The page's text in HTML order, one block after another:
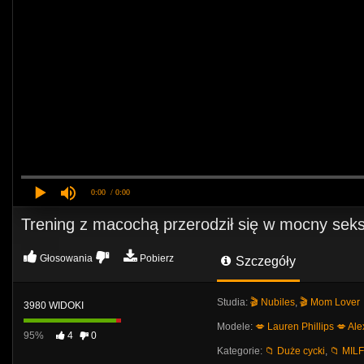
0:00 / 0:00
Trening z macochą przerodził się w mocny seks
Głosowania Pobierz Szczegóły
3980 WIDOKI
95% 4 0
Studia: 🎬 Nubiles, 🎬 Mom Lover
Modele: 💋 Lauren Phillips 💋
Kategorie: 📁 Duże cycki, 📁 MILF